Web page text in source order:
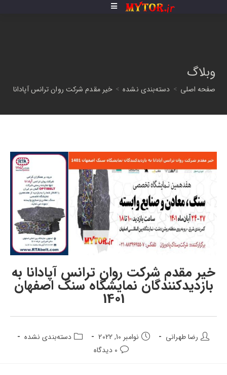
وبلاگ
صفحه اصلی > دسته‌بندی نشده > خیر مقدم شرکت روان ترانس آپادانا به
خیر مقدم شرکت روان ترانس آپادانا به
بازدیدکنندگان نمایشگاه سنگ اصفهان
1401
نویسنده
رضا طهرانی
تاریخ
انتشار
نوامبر 10, 2022
دسته‌بندی
دسته‌بندی نشده
دیدگاه‌های0 دیدگاه